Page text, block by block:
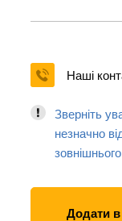
Наші
Зверніть
незначно
Додати